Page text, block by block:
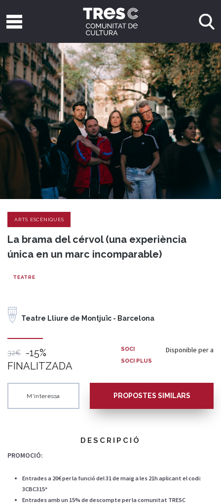
ARTS ESCÈNIQUES
La brama del cérvol (una experiència
única en un marc incomparable)
TEATRE
Teatre Lliure de Montjuïc - Barcelona
32€
-15%
FINALITZADA
Disponible per a
SOCI
SOCI PLUS
M'interessa PROPOSTES SIMILARS
DESCRIPCIÓ
PROMOCIÓ:
Entrades a 20€ per la funció del 31 de maig a les 21h aplicant el codi:
3CBC315*
Entrades amb un 15% de descompte per la comunitat TRESC